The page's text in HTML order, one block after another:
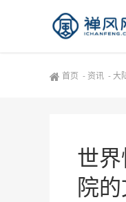
首页 - 资讯 -大
世
院